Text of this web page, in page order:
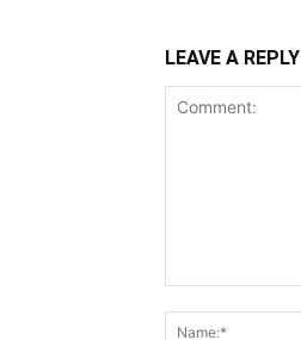
LEAVE A REPLY